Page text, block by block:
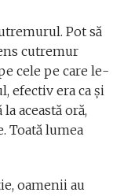
Pot să
cutremur
cele pe care le-
efectiv era ca și
această oră,
Toată lumea
oamenii au